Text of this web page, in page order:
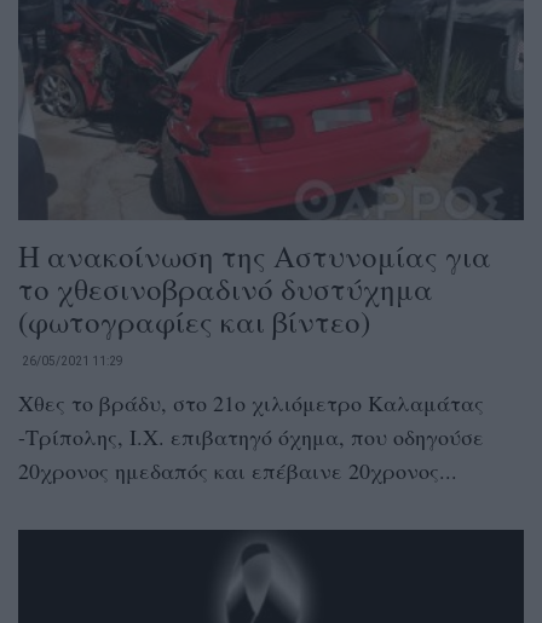
Η ανακοίνωση της Αστυνομίας για
το χθεσινοβραδινό δυστύχημα
(φωτογραφίες και βίντεο)
26/05/2021 11:29
Χθες το βράδυ, στο 21ο χιλιόμετρο Καλαμάτας
-Τρίπολης, Ι.Χ. επιβατηγό όχημα, που οδηγούσε
20χρονος ημεδαπός και επέβαινε 20χρονος...